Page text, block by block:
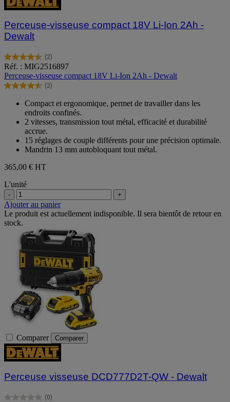
Perceuse-visseuse compact 18V Li-Ion 2Ah -
Dewalt
(2)
4.5
sur
5
étoiles.
avis
Réf. : MIG2516897
Perceuse-visseuse compact 18V Li-Ion 2Ah - Dewalt
(2)
4.5
étoiles.
Compact et ergonomique, permet de travailler dans les
endroits confinés.
2 vitesses, transmission tout métal, efficacité et durabilité
accrue.
15 réglages de couple différents pour une précision optimale.
Mandrin 13 mm autobloquant tout métal.
365,00 € HT
L'unité
- +
Ajouter au panier
Le produit est actuellement indisponible. Il sera bientôt de retour en
stock.
Comparer Comparer
Perceuse visseuse DCD777D2T-QW - Dewalt
(0)